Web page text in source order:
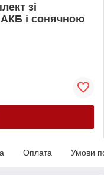
зі
і сонячною
Оплата Умови